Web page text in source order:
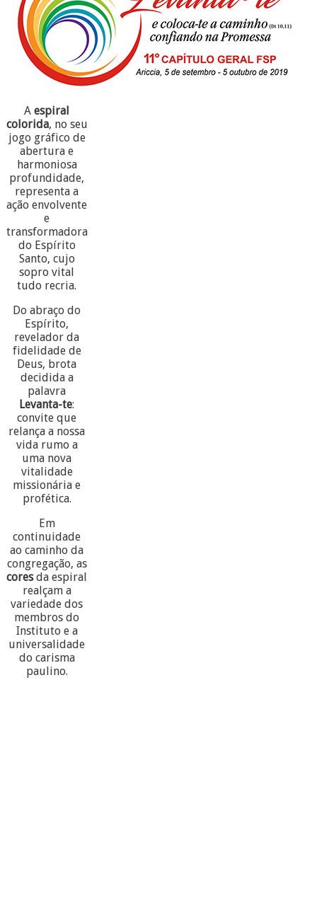
Aespiral
colorida, no seu
jogo gráfico de
abertura e
harmoniosa
profundidade,
representa a
ação envolvente
e
transformadora
do Espírito
Santo, cujo
sopro vital
tudo recria.
Do abraço do
Espírito,
revelador da
fidelidade de
Deus, brota
decidida a
palavra
Levanta-te:
convite que
relança a nossa
vida rumo a
uma nova
vitalidade
missionária e
profética.
Em
continuidade
ao caminho da
congregação, as
coresda espiral
realçam a
variedade dos
membros do
Instituto e a
universalidade
do carisma
paulino.